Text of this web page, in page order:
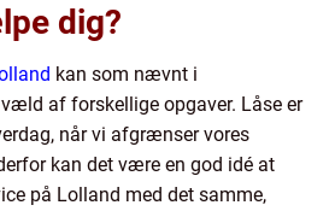
dig?
kan som nævnt i
af forskellige opgaver. Låse er
når vi afgrænser vores
kan det være en god idé at
på Lolland med det samme,